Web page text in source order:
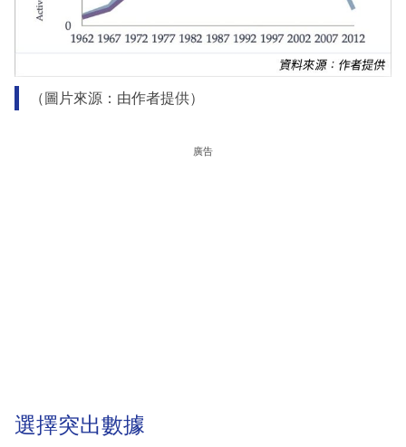
（圖片來源：由作者提供）
廣告
選擇突出數據